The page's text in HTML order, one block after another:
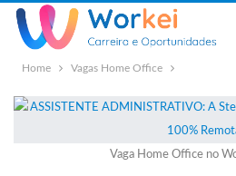
Home Vagas Home Office
Vaga Home Office no